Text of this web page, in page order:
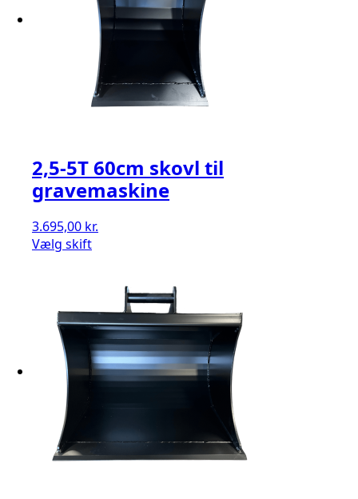
2,5-5T 60cm skovl til
gravemaskine
3.695,00 kr.
Vælg skift